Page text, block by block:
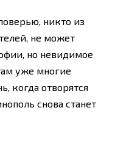
никто из
не может
но невидимое
уже многие
когда отворятся
снова станет